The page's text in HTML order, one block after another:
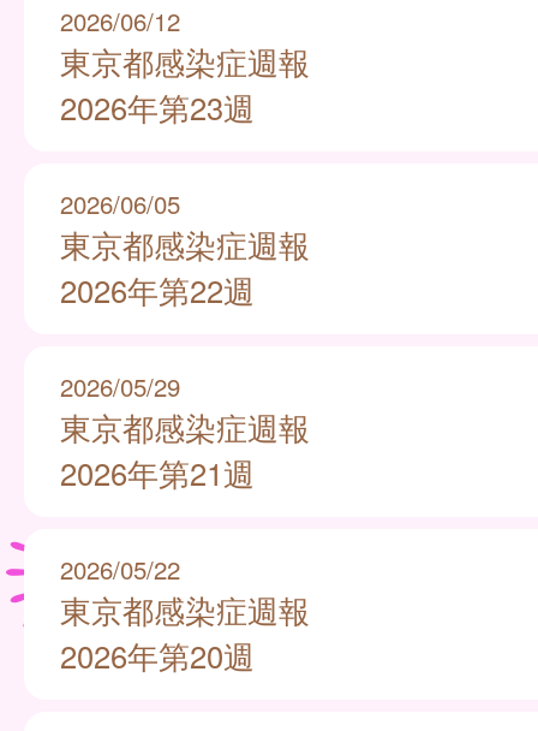
2026/06/12
東京都感染症週報
2026年第23週
2026/06/05
東京都感染症週報
2026年第22週
2026/05/29
東京都感染症週報
2026年第21週
2026/05/22
東京都感染症週報
2026年第20週